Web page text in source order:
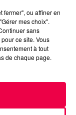
fermer", ou affiner en
mes choix".
sans
ce site. Vous
à tout
de chaque page.